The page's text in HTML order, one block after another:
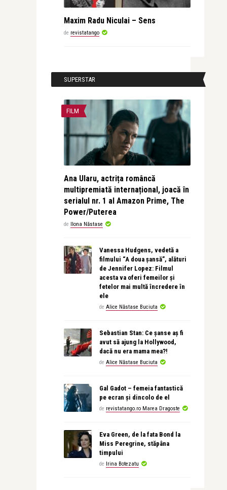
Maxim Radu Niculai – Sens
de revistatango
SUPERSTAR
FILM
Ana Ularu, actrița româncă
multipremiată internațional, joacă în
serialul nr. 1 al Amazon Prime, The
Power/Puterea
de Ilona Năstase
Vanessa Hudgens, vedetă a
filmului “A doua șansă”, alături
de Jennifer Lopez: Filmul
acesta va oferi femeilor și
fetelor mai multă încredere în
ele
de Alice Năstase Buciuta
Sebastian Stan: Ce șanse aș fi
avut să ajung la Hollywood,
dacă nu era mama mea?!
de Alice Năstase Buciuta
Gal Gadot – femeia fantastică
pe ecran și dincolo de el
de revistatango.ro Marea Dragoste
Eva Green, de la fata Bond la
Miss Peregrine, stăpâna
timpului
de Irina Botezatu